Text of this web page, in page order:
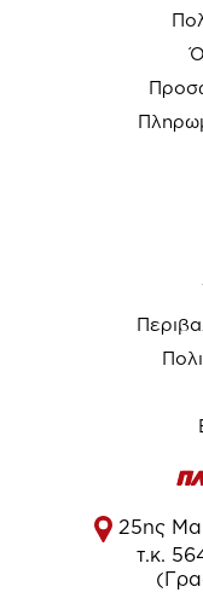
25ης
τ.κ.